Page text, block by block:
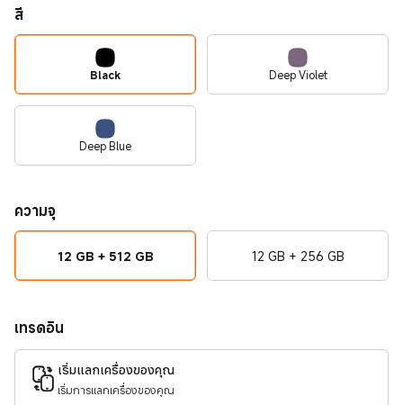
สี
Black Deep Violet
Deep Blue
ความจุ
12 GB + 512 GB 12 GB + 256 GB
เทรดอิน
เริ่มแลกเครื่องของคุณ
เริ่มการแลกเครื่องของคุณ